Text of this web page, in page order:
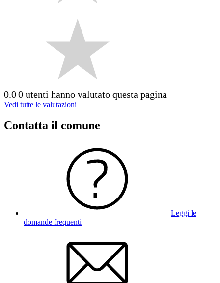
0.00 utenti hanno valutato questa pagina
Vedi tutte le valutazioni
Contatta il comune
Leggi le
domande frequenti